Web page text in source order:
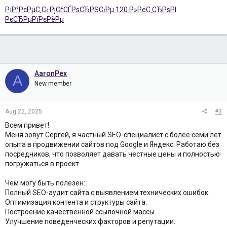
РїР°РєРµС‚С‹ РјСѓСЃРѕСЂРЅС‹Рµ 120 Р»РёС‚СЂРѕРІ
РєСЂРµРїРєРёРµ
A AaronPex
New member
Aug 22, 2025 #3
Всем привет!
Меня зовут Сергей, я частный SEO-специалист с более семи лет
опыта в продвижении сайтов под Google и Яндекс. Работаю без
посредников, что позволяет давать честные цены и полностью
погружаться в проект.
Чем могу быть полезен:
Полный SEO-аудит сайта с выявлением технических ошибок.
Оптимизация контента и структуры сайта.
Построение качественной ссылочной массы.
Улучшение поведенческих факторов и репутации.